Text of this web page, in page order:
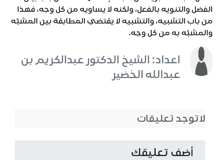
الفضل والتنويه بالفعل، ولكنه لا يساويه من كل وجه، فهذا
من باب التشبيه، والتشبيه لا يقتضي المطابقة بين المشبَّه
والمشبَّه به من كل وجه.
اعداد: الشيخ الدكتور عبدالكريم بن
عبدالله الخضير
لاتوجد تعليقات
أضف تعليقك